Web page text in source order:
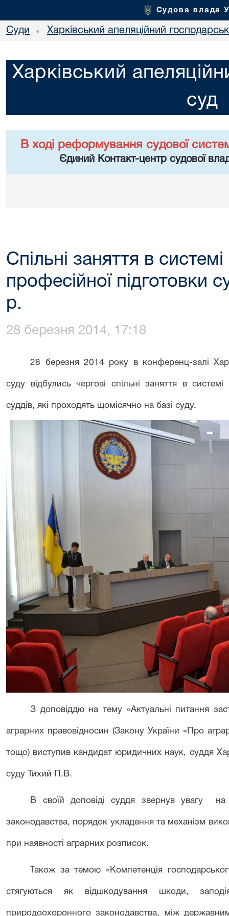
Судова влада
Суди • Харківський апеляційний
Харківський
суд
В ході реформування судової
Єдиний Контакт-центр судової
Спільні заняття в
професійної підготовки
р.
28 березня 2014, 17:18
28 березня 2014 року в конференц-залі
суду відбулись чергові спільні заняття в
суддів, які проходять щомісячно на базі суду.
З доповіддю на тему «Актуальні питання
аграрних правовідносин (Закону України «Про
тощо) виступив кандидат юридичних наук, суддя
суду Тихий П.В.
В своїй доповіді суддя звернув увагу на
законодавства, порядок укладення та механізм
при наявності аграрних розписок.
Також за темою «Компетенція
стягуються як відшкодування шкоди,
природоохоронного законодавства, між